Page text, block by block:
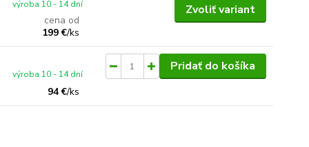
cena od
199 €/ks
výroba 10 - 14 dní Zvoliť variant
94 €/ks
výroba 10 - 14 dní
Pridať do košíka